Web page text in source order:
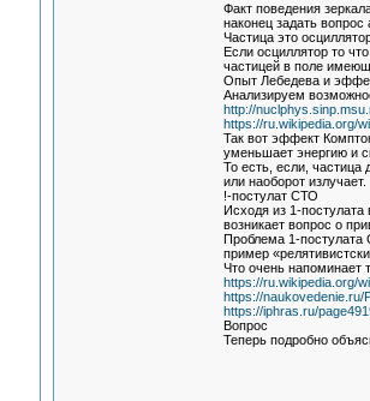
Факт поведения
наконец задать вопрос
Частица это
Если осциллятор то
частицей в поле
Опыт Лебедева и
Анализируем
http://
https://ru.wikipedia.org/
Так вот эффект
уменьшает энергию и
То есть, если, частица
или наоборот излучает.
!-постулат СТО
Исходя из 1-
возникает вопрос о
Проблема 1-
пример
Что очень напоминает
https://ru.wikipedia.org/
https://naukovedenie.ru/
https://iphras.ru/
Вопрос
Теперь подробно